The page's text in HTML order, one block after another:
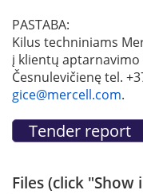
PASTABA:
Kilus techniniams
į klientų
Česnulevičienę tel.
gice@mercell.com.
Files (click